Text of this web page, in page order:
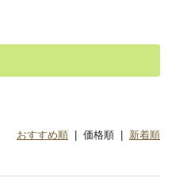
おすすめ順 | 価格順 | 新着順